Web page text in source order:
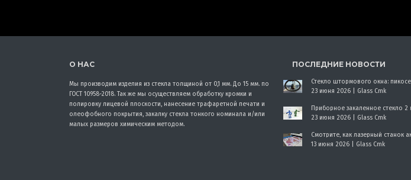
О НАС
Мы производим изделия из стекла толщиной от 0,1 мм. До 15 мм. по
ГОСТ 10958-2018. Так же мы осуществляем обработку кромки и
полировку лицевой плоскости, нанесение трафаретной печати и
олеофобного покрытия, закалку стекла тонкого номинала и/или
малых размеров химическим методом.
ПОСЛЕДНИЕ НОВОСТИ
23 июня 2026 | Glass Cmk
23 июня 2026 | Glass Cmk
13 июня 2026 | Glass Cmk